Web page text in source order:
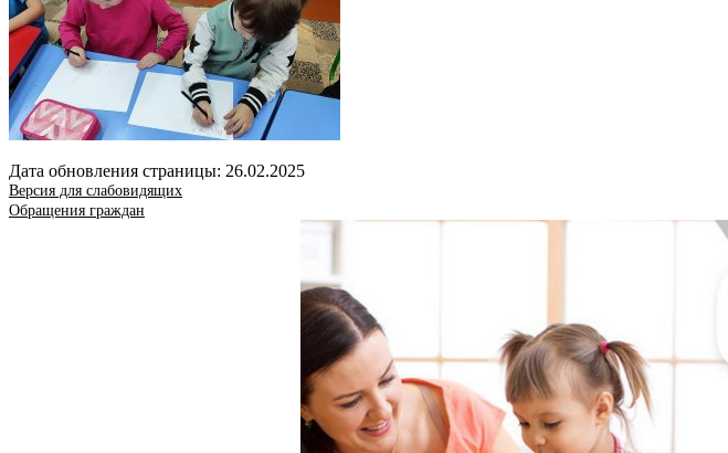
Дата обновления страницы: 26.02.2025
Версия для слабовидящих
Обращения граждан